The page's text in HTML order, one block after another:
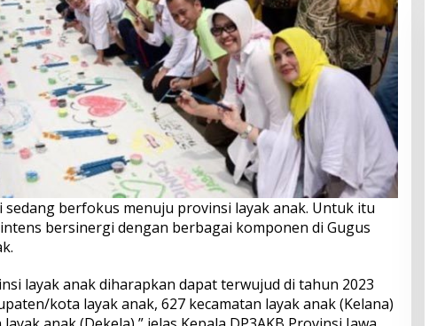
sedang berfokus menuju provinsi layak anak. Untuk itu
bersinergi dengan berbagai komponen di Gugus
layak anak diharapkan dapat terwujud di tahun 2023
kota layak anak, 627 kecamatan layak anak (Kelana)